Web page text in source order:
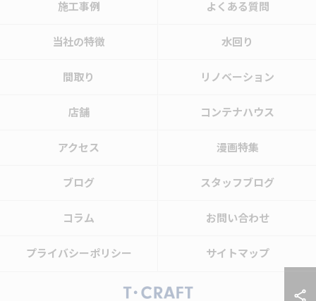
施工事例 よくある質問
当社の特徴 水回り
間取り リノベーション
店舗 コンテナハウス
アクセス 漫画特集
ブログ スタッフブログ
コラム お問い合わせ
プライバシーポリシー サイトマップ